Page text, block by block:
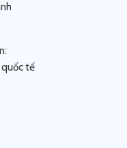
quốc tế